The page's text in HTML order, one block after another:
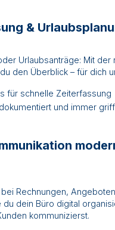
&
Urlaubsanträge: Mit der
den Überblick – für dich
für schnelle Zeiterfassung
und immer
Rechnungen,
dein Büro digital
kommunizierst.